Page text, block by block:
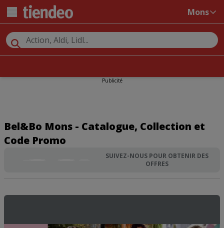
Mons
Publicité
Bel&Bo Mons - Catalogue, Collection et
Code Promo
SUIVEZ-NOUS POUR OBTENIR DES
OFFRES